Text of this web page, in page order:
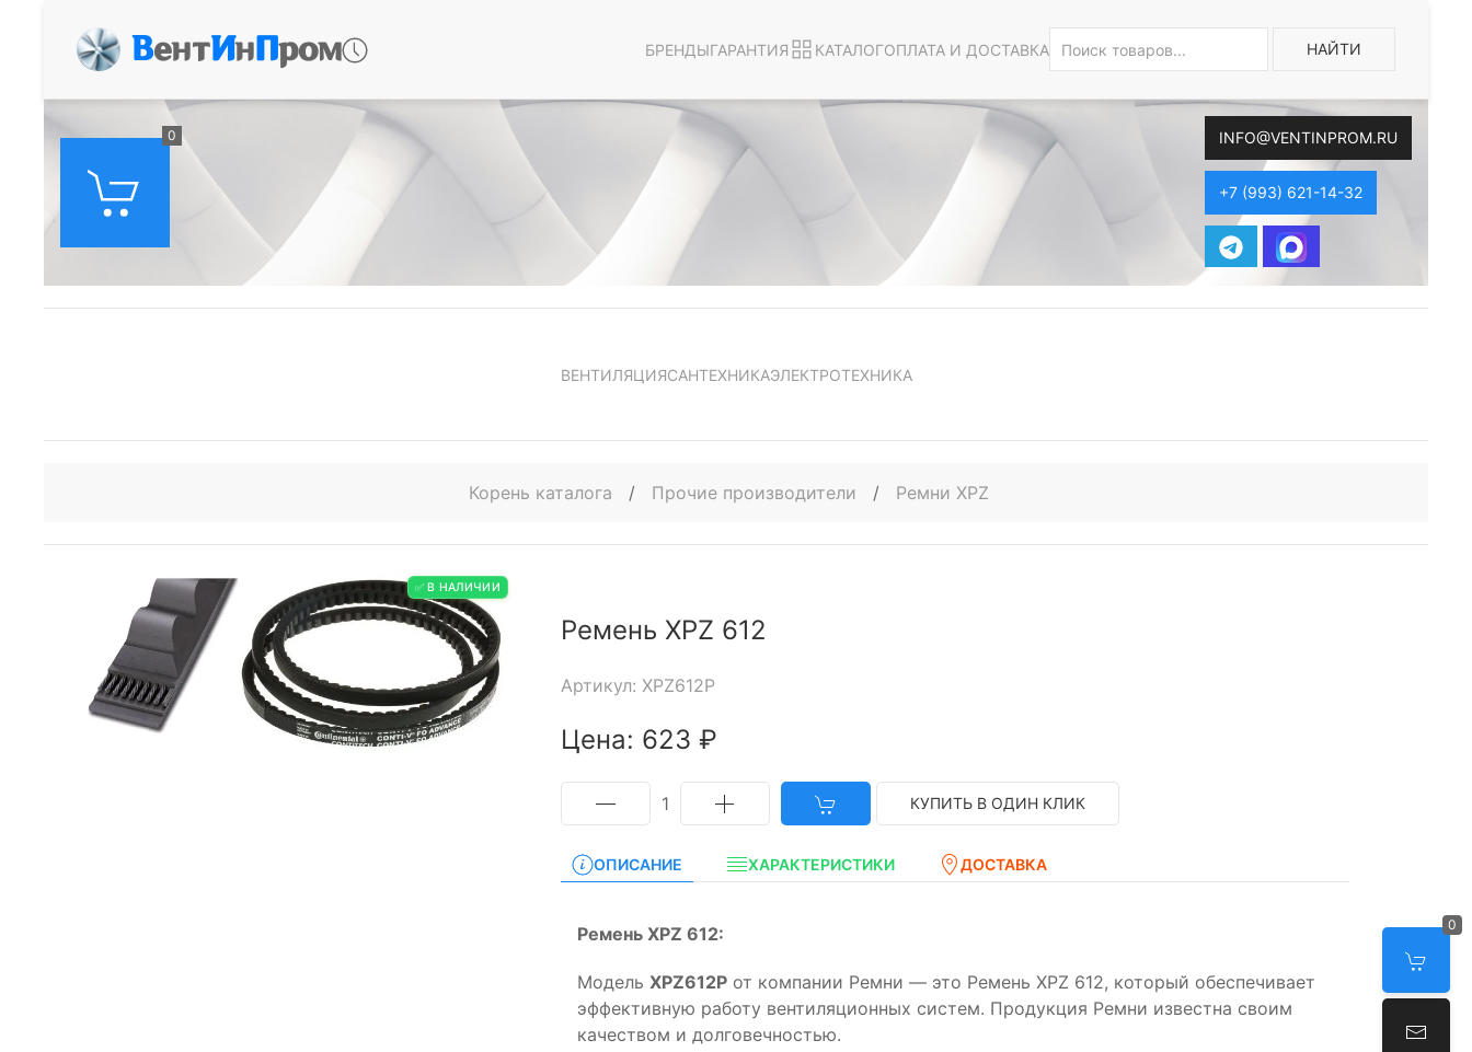
ВентИнПром БРЕНДЫГАРАНТИЯ КАТАЛОГОПЛАТА И ДОСТАВКА НАЙТИ
0 INFO@VENTINPROM.RU
+7 (993) 621-14-32
0
ВЕНТИЛЯЦИЯСАНТЕХНИКАЭЛЕКТРОТЕХНИКА
Корень каталога / Прочие производители / Ремни XPZ
✅ В НАЛИЧИИ
Ремень XPZ 612
Артикул: XPZ612P
Цена: 623 ₽
1 КУПИТЬ В ОДИН КЛИК
ОПИСАНИЕ ХАРАКТЕРИСТИКИ ДОСТАВКА
Ремень XPZ 612:
Модель XPZ612P от компании Ремни — это Ремень XPZ 612, который обеспечивает
эффективную работу вентиляционных систем. Продукция Ремни известна своим
качеством и долговечностью.